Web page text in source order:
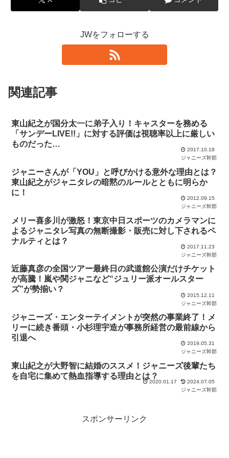
JWをフォローする
関連記事
東山紀之が国分太一に弟子入り！キャスターを務める
「サンデーLIVE!!」に対する評価は視聴率以上に厳しい
ものだった…
2017.10.18
ジャニーズ幹部
ジャニーさんが「YOU」と呼びかける意外な理由とは？
東山紀之がジャニタレの暗黙のルールとともに明らか
に！
2012.09.15
ジャニーズ幹部
メリー喜多川が激怒！東京中日スポーツのカメラマンに
よるジャニタレ写真の無断撮影・販売に対し下されるペ
ナルティとは？
2017.11.23
ジャニーズ幹部
近藤真彦の全国ツアー最終日の武道館公演だけチケット
が高騰！嵐や関ジャニなど“ジュリー派オールスター
ズ”が勢揃い？
2015.12.11
ジャニーズ幹部
ジャニーズ・エンターテイメントが突然の事業終了！メ
リーに続き番頭・小杉理宇造が事務所経営の最前線から
引退へ
2019.05.31
ジャニーズ幹部
東山紀之が大野智に結婚のススメ！ジャニーズ後輩たち
を自宅に集めて熱血指導する理由とは？
2020.01.17
2024.07.05
ジャニーズ幹部
スポンサーリンク